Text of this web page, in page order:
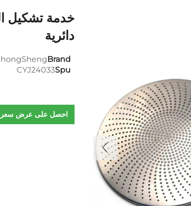
خدمة تشكيل
دائرية
Brand
hongSheng
Spu
CYJ24033
احصل على عرض سعر